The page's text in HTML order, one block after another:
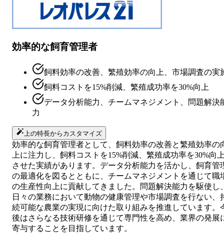
効率的な飼育管理者
飼料効率の改善、繁殖効率の向上、市場調査の実
飼料コストを15%削減、繁殖成功率を30%向上
データ分析能力、チームマネジメント、問題解決
力
上の特長からカスタマイズ
効率的な飼育管理者として、飼料効率の改善と繁殖効率の
上に注力し、飼料コストを15%削減、繁殖成功率を30%向
させた実績があります。データ分析能力を活かし、飼育管
の最適化を図るとともに、チームマネジメントを通じて職
の生産性向上に貢献してきました。問題解決能力を駆使し
日々の業務において動物の健康管理や市場調査を行ない、
続可能な農業の実現に向けた取り組みを推進しています。
後はさらなる技術研修を通じて専門性を高め、業界の発展
寄与することを目指しています。